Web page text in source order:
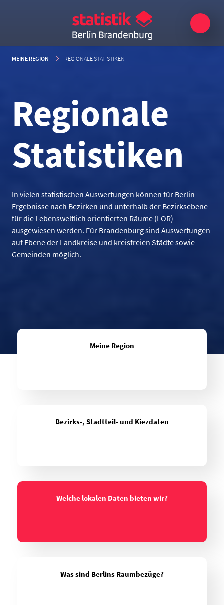
MEINE REGION REGIONALE STATISTIKEN
Regionale
Statistiken
In vielen statistischen Auswertungen können für Berlin
Ergebnisse nach Bezirken und unterhalb der Bezirksebene
für die Lebensweltlich orientierten Räume (LOR)
ausgewiesen werden. Für Brandenburg sind Auswertungen
auf Ebene der Landkreise und kreisfreien Städte sowie
Gemeinden möglich.
Meine Region
Bezirks-, Stadtteil- und Kiezdaten
Welche lokalen Daten bieten wir?
Was sind Berlins Raumbezüge?